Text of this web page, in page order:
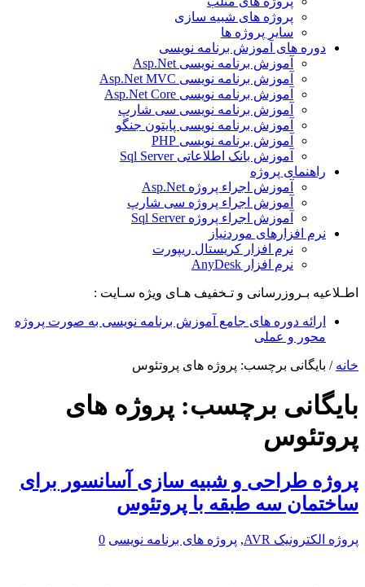
پروژه های شبیه سازی
سایر پروژه ها
دوره های آموزش برنامه نویسی
آموزش برنامه نویسی Asp.Net
آموزش برنامه نویسی Asp.Net MVC
آموزش برنامه نویسی Asp.Net Core
آموزش برنامه نویسی سی شارپ
آموزش برنامه نویسی پایتون جنگو
آموزش برنامه نویسی PHP
آموزش بانک اطلاعاتی Sql Server
راهنمای پروژه
آموزش اجراء پروژه Asp.Net
آموزش اجراء پروژه سی شارپ
آموزش اجراء پروژه Sql Server
نرم افزارهای موردنیاز
نرم افزار کریستال ریپورت
نرم افزار AnyDesk
اطـلاعیه بـروزرسانی و تـخفیف هـای ویژه سـایت :
ارائه دوره های جامع آموزش برنامه نویسی به صورت پروژه
محور و عملی
خانه / بایگانی برچسب: پروژه های پروتئوس
بایگانی برچسب: پروژه های
پروتئوس
پروژه طراحی و شبیه سازی آسانسور برای
ساختمان سه طبقه با پروتئوس
پروژه الکترونیک AVR , پروژه های برنامه نویسی 0